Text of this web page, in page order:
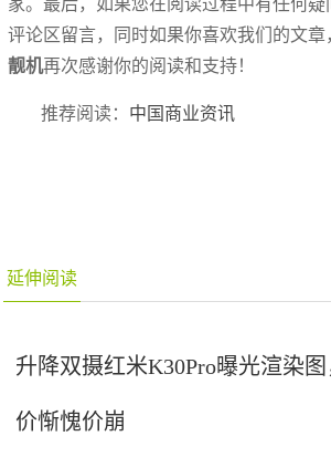
家。最后，如果您在阅读过程中有任何
评论区留言，同时如果你喜欢我们的文
靓机再次感谢你的阅读和支持！
推荐阅读： 中国商业资讯
延伸阅读
升降双摄红米K30Pro曝光渲染
价惭愧价崩